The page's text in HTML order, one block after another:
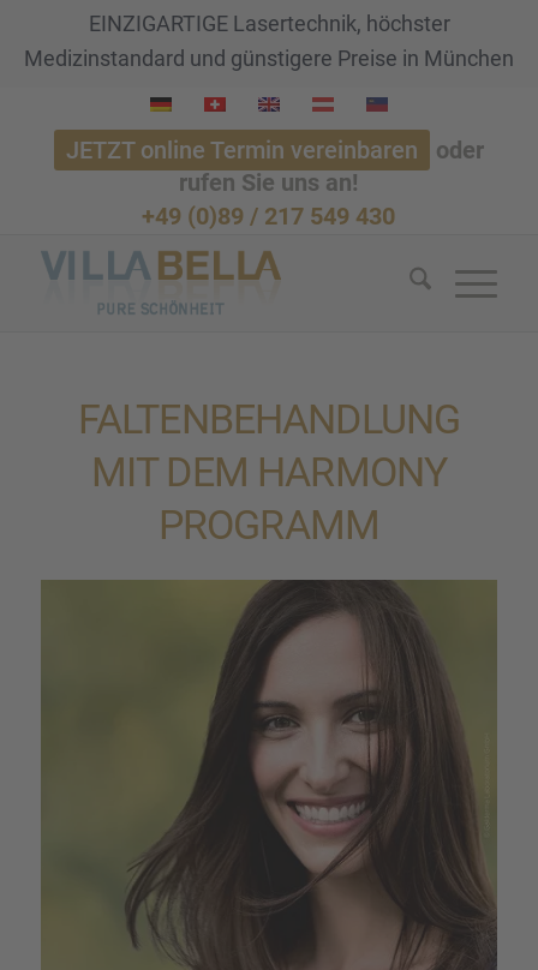
EINZIGARTIGE Lasertechnik, höchster
Medizinstandard und günstigere Preise in München
JETZT online Termin vereinbaren
oder
rufen Sie uns an!
+49 (0)89 / 217 549 430
FALTEN­BE­HAND­LUNG
MIT DEM HARMONY
PROGRAMM